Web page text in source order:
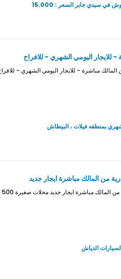
- للايجار اليومي الشهري - للافراح
المالك مباشرة - للايجار اليومي الشهري -
بمنطقه فيلات ، البيطاش
من المالك مباشرة ايجار جديد
جديد محلات صغيرة 500 جنيه في مناطق شعبية شاهد مختلف العروض وقارن بين الاسعار
الدياش